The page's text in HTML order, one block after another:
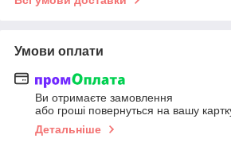
Умови оплати
Ви отримаєте замовлення
або гроші повернуться на вашу
Детальніше